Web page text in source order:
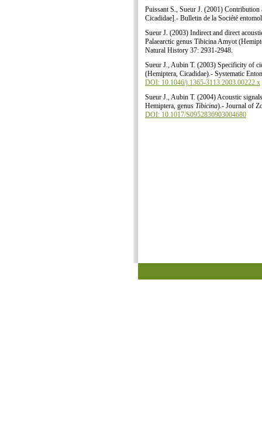
Puissant S., Sueur J. (2001) Contribution
Cicadidae].- Bulletin de la Société
Sueur J. (2003) Indirect and direct
Palaearctic genus Tibicina Amyot
Natural History 37: 2931-2948.
Sueur J., Aubin T. (2003) Specificity of
(Hemiptera, Cicadidae).- Systematic
DOI: 10.1046/j.1365-3113.2003.00222.x
Sueur J., Aubin T. (2004) Acoustic
Hemiptera, genus Tibicina).- Journal of
DOI: 10.1017/S0952836903004680